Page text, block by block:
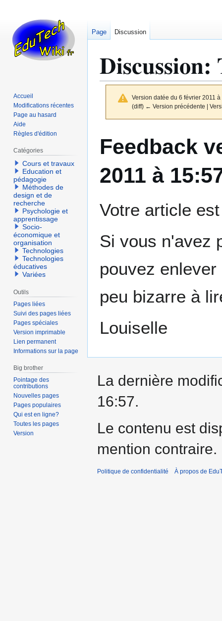
Discussion:
Version datée du 6 février 2011
(diff) ← Version précédente |
la
la
Feedback
2011 à
Votre article
Si vous n'avez
pouvez
peu bizarre à
Louiselle
Page Discussion
Accueil
Modifications récentes
Page au hasard
Aide
Règles d'édition
Catégories
Cours et travaux
Education et
pédagogie
Méthodes de
design et de
recherche
Psychologie et
apprentissage
Socio-
économique et
organisation
Technologies
Technologies
éducatives
Variées
Outils
Pages liées
Suivi des pages liées
Pages spéciales
Version imprimable
Lien permanent
Informations sur la page
Big brother
Pointage des
contributions
Nouvelles pages
Pages populaires
Qui est en ligne?
Toutes les pages
Version
La dernière
16:57.
Le contenu est
mention contraire.
Politique de confidentialité À propos de